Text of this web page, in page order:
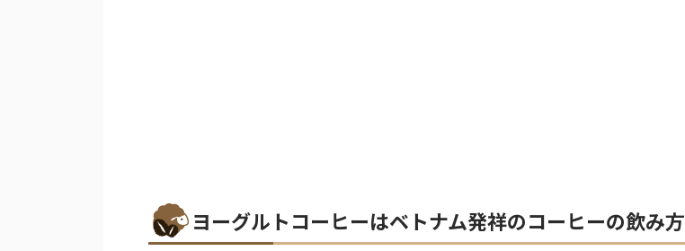
ヨーグルトコーヒーはベトナム発祥のコーヒーの飲み方